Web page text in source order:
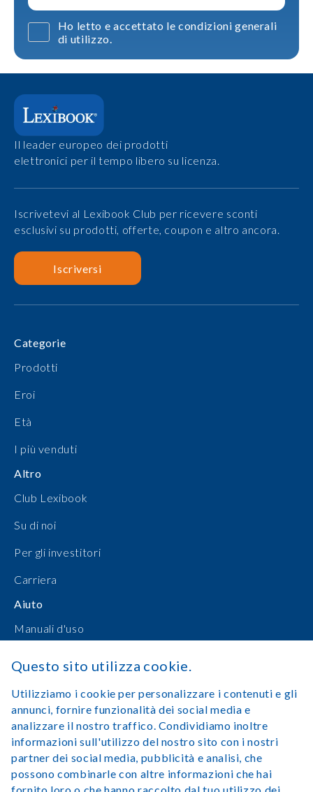
Ho letto e accettato le condizioni generali
di utilizzo.
Il leader europeo dei prodotti
elettronici per il tempo libero su licenza.
Iscrivetevi al Lexibook Club per ricevere sconti
esclusivi su prodotti, offerte, coupon e altro ancora.
Iscriversi
Categorie
Prodotti
Eroi
Età
I più venduti
Altro
Club Lexibook
Su di noi
Per gli investitori
Carriera
Aiuto
Manuali d'uso
Accedi
Avviso legale Condizioni di utilizzo
Questo sito utilizza cookie.
Utilizziamo i cookie per personalizzare i contenuti e gli
annunci, fornire funzionalità dei social media e
analizzare il nostro traffico. Condividiamo inoltre
informazioni sull'utilizzo del nostro sito con i nostri
partner dei social media, pubblicità e analisi, che
possono combinarle con altre informazioni che hai